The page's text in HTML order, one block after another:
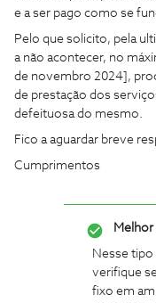
e a ser pago como se
Pelo que solicito, pela
a não acontecer, no
de novembro 2024],
de prestação dos
defeituosa do mesmo.
Fico a aguardar breve
Cumprimentos
Nesse
verifique
fixo em